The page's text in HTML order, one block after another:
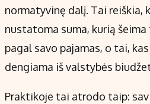
normatyvinę dalį. Tai reiškia,
nustatoma suma, kurią
pagal savo pajamas, o tai,
dengiama iš valstybės
Praktikoje tai atrodo taip: